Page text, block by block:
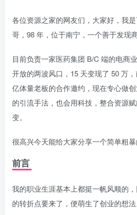
各位资源之家的网友们，大家好，我
哥，98 年，位于南宁，一个善于发现
目前负责一家医药集团 B/C 端的电商
开放的两波风口，15 天变现了 50 万
亿体量老板的合作邀约，现在专心做
的引流手法，也会用科技，整合资源
变。
很高兴今天能给大家分享一个简单粗暴
前言
我的职业生涯基本上都挺一帆风顺的
的转折点要来了，便萌生了创业的想法